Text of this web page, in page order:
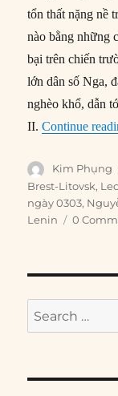
tổn thất nặng nề
nào bằng những
bại trên chiến
lớn dân số Nga,
nghèo khổ, dẫn
II.Continue
Author
Kim Phụng
Brest-Litovsk,
ngày 0303,
Lenin
0
Search
for: